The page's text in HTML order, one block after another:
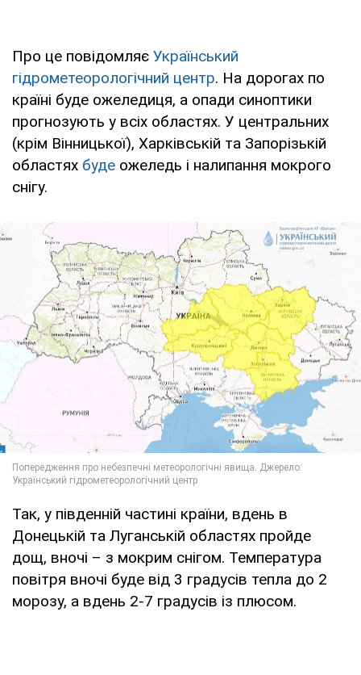
Про це повідомляє Український
гідрометеорологічний центр. На дорогах по
країні буде ожеледиця, а опади синоптики
прогнозують у всіх областях. У центральних
(крім Вінницької), Харківській та Запорізькій
областях буде ожеледь і налипання мокрого
снігу.
Так, у південній частині країни, вдень в
Донецькій та Луганській областях пройде
дощ, вночі – з мокрим снігом. Температура
повітря вночі буде від 3 градусів тепла до 2
морозу, а вдень 2-7 градусів із плюсом.